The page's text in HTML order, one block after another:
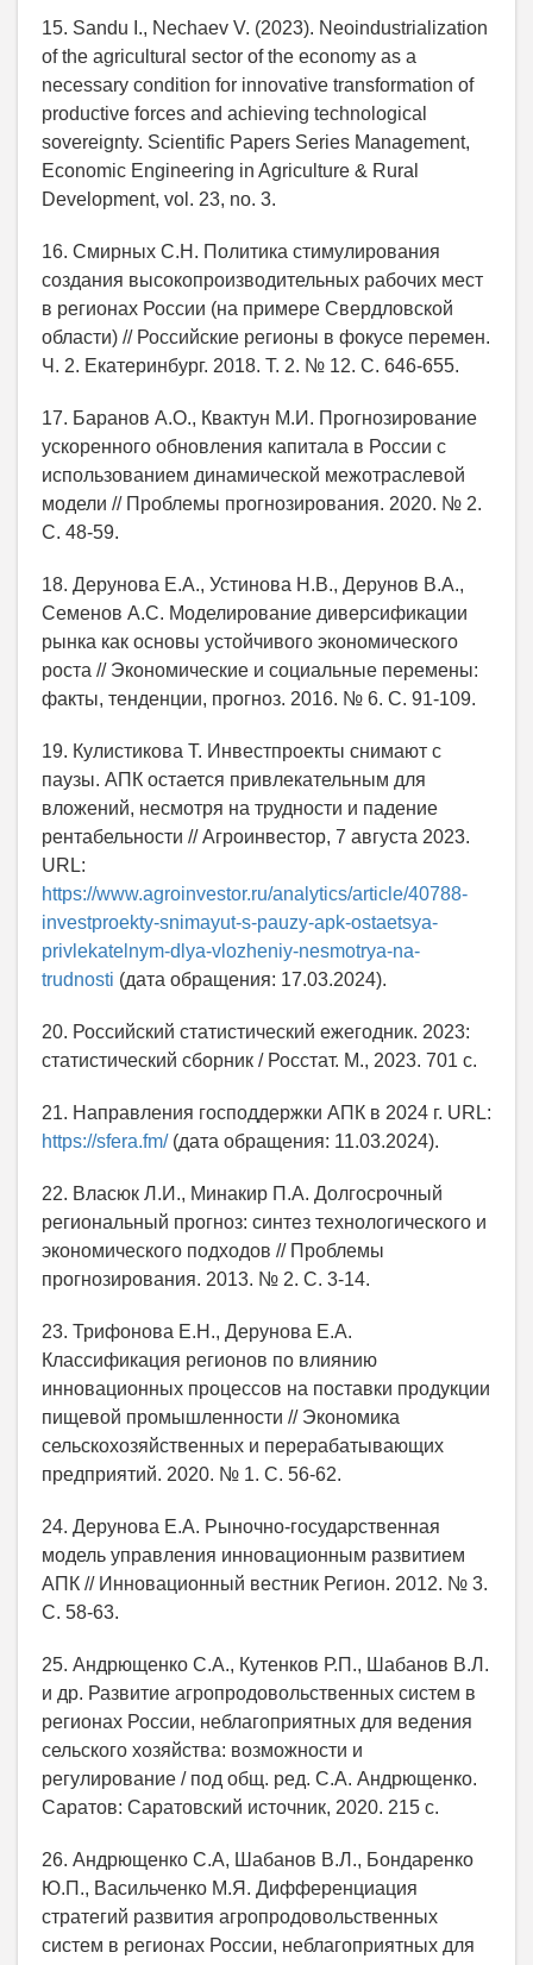
15. Sandu I., Nechaev V. (2023). Neoindustrialization
of the agricultural sector of the economy as a
necessary condition for innovative transformation of
productive forces and achieving technological
sovereignty. Scientific Papers Series Management,
Economic Engineering in Agriculture & Rural
Development, vol. 23, no. 3.
16. Смирных С.Н. Политика стимулирования
создания высокопроизводительных рабочих мест
в регионах России (на примере Свердловской
области) // Российские регионы в фокусе перемен.
Ч. 2. Екатеринбург. 2018. Т. 2. № 12. С. 646-655.
17. Баранов А.О., Квактун М.И. Прогнозирование
ускоренного обновления капитала в России с
использованием динамической межотраслевой
модели // Проблемы прогнозирования. 2020. № 2.
С. 48-59.
18. Дерунова Е.А., Устинова Н.В., Дерунов В.А.,
Семенов А.С. Моделирование диверсификации
рынка как основы устойчивого экономического
роста // Экономические и социальные перемены:
факты, тенденции, прогноз. 2016. № 6. С. 91-109.
19. Кулистикова Т. Инвестпроекты снимают с
паузы. АПК остается привлекательным для
вложений, несмотря на трудности и падение
рентабельности // Агроинвестор, 7 августа 2023.
URL:
https://www.agroinvestor.ru/analytics/article/40788-
investproekty-snimayut-s-pauzy-apk-ostaetsya-
privlekatelnym-dlya-vlozheniy-nesmotrya-na-
trudnosti (дата обращения: 17.03.2024).
20. Российский статистический ежегодник. 2023:
статистический сборник / Росстат. М., 2023. 701 с.
21. Направления господдержки АПК в 2024 г. URL:
https://sfera.fm/(дата обращения: 11.03.2024).
22. Власюк Л.И., Минакир П.А. Долгосрочный
региональный прогноз: синтез технологического и
экономического подходов // Проблемы
прогнозирования. 2013. № 2. С. 3-14.
23. Трифонова Е.Н., Дерунова Е.А.
Классификация регионов по влиянию
инновационных процессов на поставки продукции
пищевой промышленности // Экономика
сельскохозяйственных и перерабатывающих
предприятий. 2020. № 1. С. 56-62.
24. Дерунова Е.А. Рыночно-государственная
модель управления инновационным развитием
АПК // Инновационный вестник Регион. 2012. № 3.
С. 58-63.
25. Андрющенко С.А., Кутенков Р.П., Шабанов В.Л.
и др. Развитие агропродовольственных систем в
регионах России, неблагоприятных для ведения
сельского хозяйства: возможности и
регулирование / под общ. ред. С.А. Андрющенко.
Саратов: Саратовский источник, 2020. 215 с.
26. Андрющенко С.А, Шабанов В.Л., Бондаренко
Ю.П., Васильченко М.Я. Дифференциация
стратегий развития агропродовольственных
систем в регионах России, неблагоприятных для